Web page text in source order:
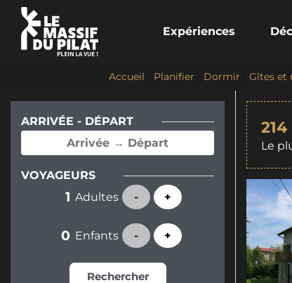
Expériences
Accueil Planifier Dormir Gîtes et
ARRIVÉE - DÉPART
VOYAGEURS
Adultes
- +
Enfants - +
Rechercher
214
Le